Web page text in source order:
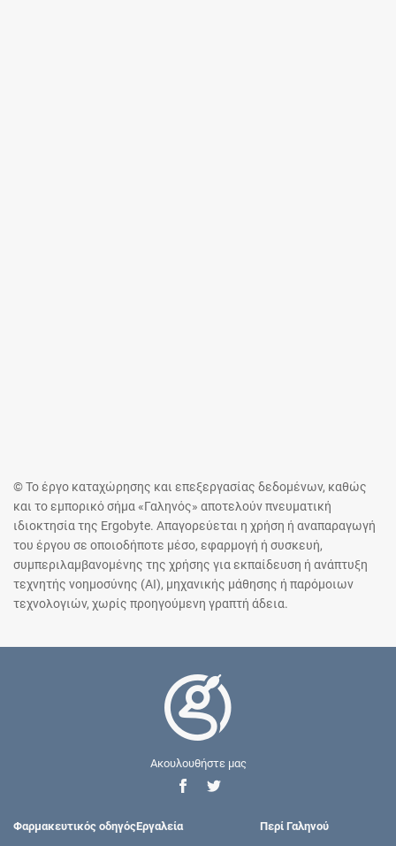
© Το έργο καταχώρησης και επεξεργασίας δεδομένων, καθώς
και το εμπορικό σήμα «Γαληνός» αποτελούν πνευματική
ιδιοκτησία της Ergobyte. Απαγορεύεται η χρήση ή αναπαραγωγή
του έργου σε οποιοδήποτε μέσο, εφαρμογή ή συσκευή,
συμπεριλαμβανομένης της χρήσης για εκπαίδευση ή ανάπτυξη
τεχνητής νοημοσύνης (AI), μηχανικής μάθησης ή παρόμοιων
τεχνολογιών, χωρίς προηγούμενη γραπτή άδεια.
Ακουλουθήστε μας
Φαρμακευτικός οδηγόςΕργαλεία Περί Γαληνού